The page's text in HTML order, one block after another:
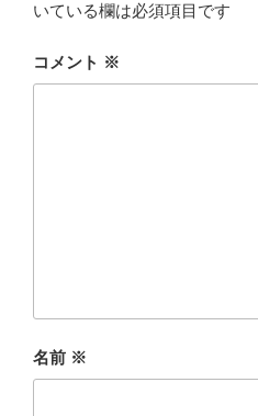
いている欄は必須項目です
コメント ※
名前 ※